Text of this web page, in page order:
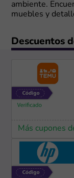
ambiente.
muebles y
Descuentos
Más cupones